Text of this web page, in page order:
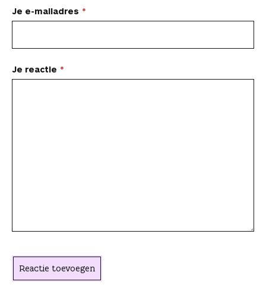
t
e
e
n
r
t
e
Je e-mailadres
Je reactie
Reactie toevoegen